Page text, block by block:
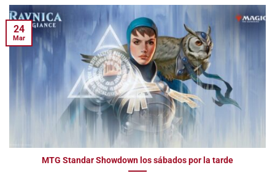
MTG Standar Showdown los sábados por la tarde
24
Mar